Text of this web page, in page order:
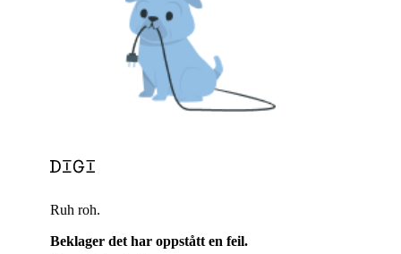
Ruh roh.
Beklager det har oppstått en feil.